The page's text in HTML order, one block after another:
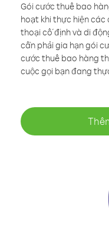
Gói cước thuê bao
hoạt khi thực hiện các
thoại cố định và di
cần phải gia hạn gói
cước thuê bao hàng
cuộc gọi bạn đang